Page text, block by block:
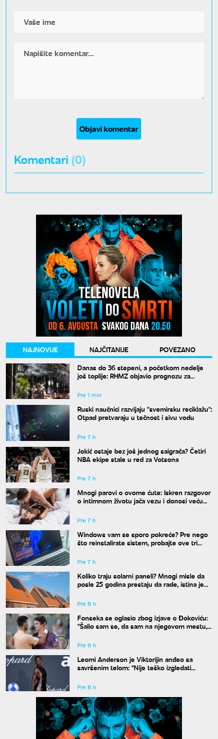
Objavi komentar
Komentari (0)
NAJNOVIJE NAJČITANIJE
POVEZANO
Danas do 36 stepeni, a početkom nedelje
još toplije: RHMZ objavio prognozu za
Pre 1 min
Ruski naučnici razvijaju "svemirsku reciklažu":
Otpad pretvaraju u tečnost i sivu vodu
Pre 7 h
Jokić ostaje bez još jednog saigrača? Četiri
NBA ekipe stale u red za Votsona
Pre 7 h
Mnogi parovi o ovome ćute: Iskren razgovor
o intimnom životu jača vezu i donosi veću
Pre 7 h
Windows vam se sporo pokreće? Pre nego
što reinstalirate sistem, probajte ove tri
Pre 7 h
Koliko traju solarni paneli? Mnogi misle da
posle 25 godina prestaju da rade, istina je
Pre 8 h
Fonseka se oglasio zbog izjave o Đokoviću:
"Šalio sam se, da sam na njegovom mestu,
Pre 8 h
Leomi Anderson je Viktorijin anđeo sa
savršenim telom: "Nije teško izgledati
Pre 8 h